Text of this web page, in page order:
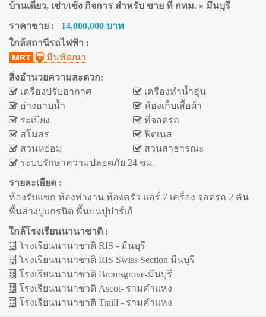
บ้านเดี่ยว, เช่า/เซ้ง กิจการ สำหรับ ขาย ที่ กทม. » มีนบุรี
ราคาขาย : 14,000,000 บาท
ใกล้สถานีรถไฟฟ้า :
มีนพัฒนา
สิ่งอำนวยความสะดวก:
เครื่องปรับอากาศ
เครื่องทำน้ำอุ่น
อ่างอาบน้ำ
ห้องเก็บเสื้อผ้า
ระเบียง
ที่จอดรถ
สโมสร
ฟิตเนส
สวนหย่อม
สวนสาธารณะ
ระบบรักษาความปลอดภัย 24 ชม.
รายละเอียด :
ห้องรับแขก ห้องทำงาน ห้องครัว แอร์ 7 เครื่อง จอดรถ 2 คัน
พื้นล่างปูแกรนิต พื้นบนปูปาร์เก้
ใกล้โรงเรียนนานาชาติ :
โรงเรียนนานาชาติ RIS - มีนบุรี
โรงเรียนนานาชาติ RIS Swiss Section มีนบุรี
โรงเรียนนานาชาติ Bromsgrove-มีนบุรี
โรงเรียนนานาชาติ Ascot- รามคำแหง
โรงเรียนนานาชาติ Traill - รามคำแหง